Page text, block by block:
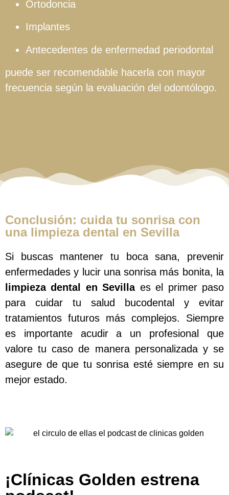
Ortodoncia
Implantes
Antecedentes de enfermedad periodontal
puede ser recomendable hacerla con mayor
frecuencia según la evaluación del odontólogo.
Conclusión: cuida tu sonrisa con
una limpieza dental en Sevilla
Si buscas mantener tu boca sana, prevenir
enfermedades y lucir una sonrisa más bonita, la
limpieza dental en Sevillaes el primer paso
para cuidar tu salud bucodental y evitar
tratamientos futuros más complejos. Siempre
es importante acudir a un profesional que
valore tu caso de manera personalizada y se
asegure de que tu sonrisa esté siempre en su
mejor estado.
¡Clínicas Golden estrena